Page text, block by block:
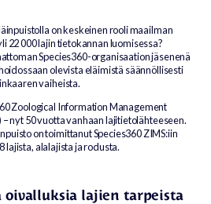
on keskeinen rooli maailman
22 000 lajin tietokannan luomisessa?
Species360-organisaation jäsenenä
olevista eläimistä säännöllisesti
vaiheista.
Zoological Information Management
nyt 50 vuotta vanhaan lajitietolähteeseen.
on toimittanut Species360 ZIMS:iin
lajista, alalajista ja rodusta.
oivalluksia lajien tarpeista